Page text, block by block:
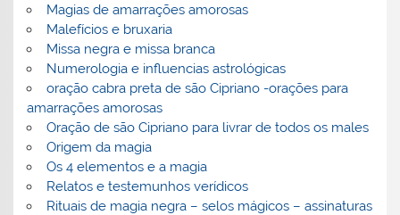
Magias de amarrações amorosas
Malefícios e bruxaria
Missa negra e missa branca
Numerologia e influencias astrológicas
oração cabra preta de são Cipriano -orações para
amarrações amorosas
Oração de são Cipriano para livrar de todos os males
Origem da magia
Os 4 elementos e a magia
Relatos e testemunhos verídicos
Rituais de magia negra – selos mágicos – assinaturas